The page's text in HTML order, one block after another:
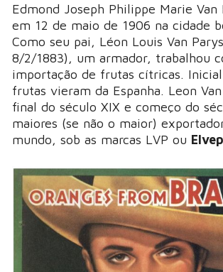
Edmond Joseph Philippe Marie Van
em 12 de maio de 1906 na cidade
Como seu pai, Léon Louis Van
8/2/1883), um armador, trabalhou
importação de frutas cítricas.
frutas vieram da Espanha. Leon
final do século XIX e começo do
maiores (se não o maior)
mundo, sob as marcas LVP ou